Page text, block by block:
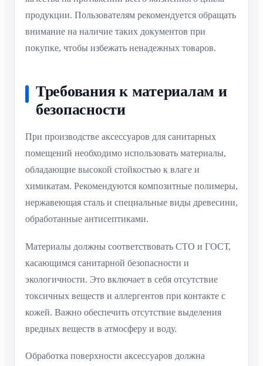
продукции. Пользователям рекомендуется обращать
внимание на наличие таких документов при
покупке, чтобы избежать ненадежных товаров.
Требования к материалам и
безопасности
При производстве аксессуаров для санитарных
помещений необходимо использовать материалы,
обладающие высокой стойкостью к влаге и
химикатам. Рекомендуются композитные полимеры,
нержавеющая сталь и специальные виды древесини,
обработанные антисептиками.
Материалы должны соответствовать СТО и ГОСТ,
касающимся санитарной безопасности и
экологичности. Это включает в себя отсутствие
токсичных веществ и аллергентов при контакте с
кожей. Важно обеспечить отсутствие выделения
вредных веществ в атмосферу и воду.
Обработка поверхности аксессуаров должна